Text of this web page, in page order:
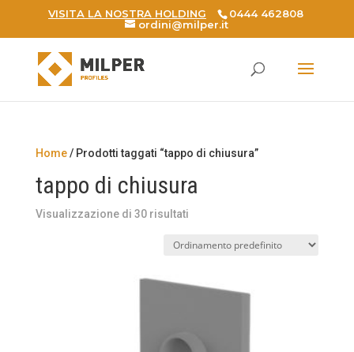
VISITA LA NOSTRA HOLDING
0444 462808
ordini@milper.it
Products
search
Home/ Prodotti taggati “tappo di chiusura”
tappo di chiusura
Visualizzazione di 30 risultati